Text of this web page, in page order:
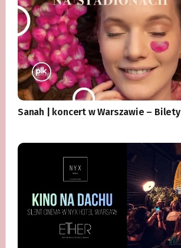
Sanah | koncert w Warszawie – Bilety